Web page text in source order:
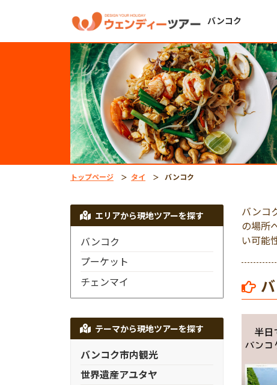
バンコク
トップページ タイ バンコク
バンコ
の場所
い可能
エリアから現地ツアーを探す
バンコク
プーケット
チェンマイ
テーマから現地ツアーを探す
バンコク市内観光
世界遺産アユタヤ